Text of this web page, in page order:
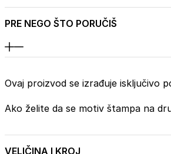
PRE NEGO ŠTO PORUČIŠ
Ovaj proizvod se izrađuje isključivo
Ako želite da se motiv štampa na
VELIČINA I KROJ